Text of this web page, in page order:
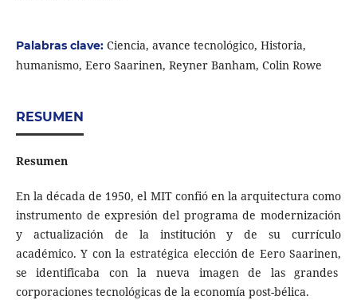
Palabras clave: Ciencia, avance tecnológico, Historia,
humanismo, Eero Saarinen, Reyner Banham, Colin Rowe
RESUMEN
Resumen
En la década de 1950, el MIT confió en la arquitectura como
instrumento de expresión del programa de modernización
y actualización de la institución y de su currículo
académico. Y con la estratégica elección de Eero Saarinen,
se identificaba con la nueva imagen de las grandes
corporaciones tecnológicas de la economía post-bélica.